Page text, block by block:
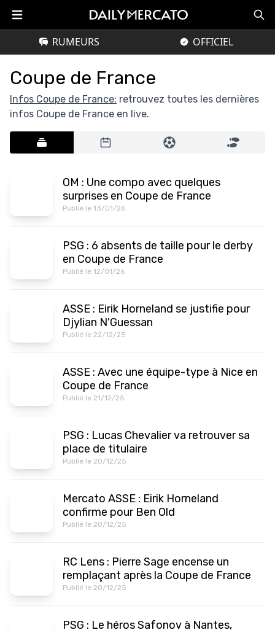
RUMEURS OFFICIEL
Coupe de France
Infos Coupe de France: retrouvez toutes les dernières
infos Coupe de France en live.
OM : Une compo avec quelques
surprises en Coupe de France
Publié le 13/01/26
PSG : 6 absents de taille pour le derby
en Coupe de France
Publié le 12/01/26
ASSE : Eirik Horneland se justifie pour
Djylian N'Guessan
Publié le 22/12/25
ASSE : Avec une équipe-type à Nice en
Coupe de France
Publié le 21/12/25
PSG : Lucas Chevalier va retrouver sa
place de titulaire
Publié le 20/12/25
Mercato ASSE : Eirik Horneland
confirme pour Ben Old
Publié le 20/12/25
RC Lens : Pierre Sage encense un
remplaçant après la Coupe de France
Publié le 20/12/25
PSG : Le héros Safonov à Nantes,